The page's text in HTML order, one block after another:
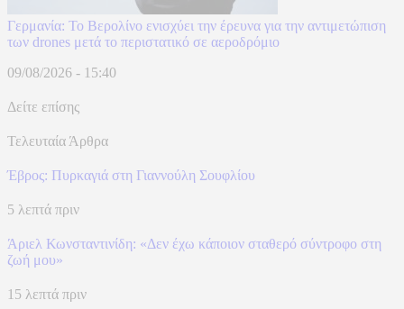
Γερμανία: Το Βερολίνο ενισχύει την έρευνα για την αντιμετώπιση
των drones μετά το περιστατικό σε αεροδρόμιο
09/08/2026 - 15:40
Δείτε επίσης
Τελευταία Άρθρα
Έβρος: Πυρκαγιά στη Γιαννούλη Σουφλίου
5 λεπτά πριν
Άριελ Κωνσταντινίδη: «Δεν έχω κάποιον σταθερό σύντροφο στη
ζωή μου»
15 λεπτά πριν